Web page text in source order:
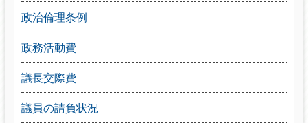
政治倫理条例
政務活動費
議長交際費
議員の請負状況